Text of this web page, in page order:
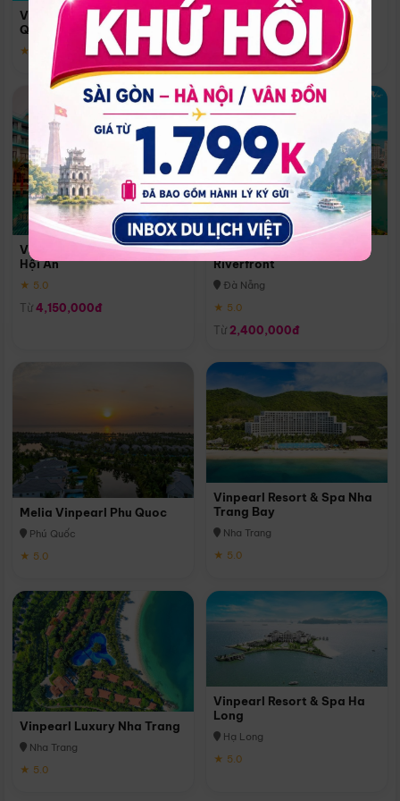
Vinpearl Resort & Spa Phu
Quoc
★ 5.0
Quoc
Phú Quốc
★ 5.0
Vinpearl Resort & Golf Nam
Hội An
★ 5.0
Từ 4,150,000đ
Melia Vinpearl Danang
Riverfront
Đà Nẵng
★ 5.0
Từ 2,400,000đ
Melia Vinpearl Phu Quoc
Phú Quốc
★ 5.0
Vinpearl Resort & Spa Nha
Trang Bay
Nha Trang
★ 5.0
Vinpearl Luxury Nha Trang
Nha Trang
★ 5.0
Vinpearl Resort & Spa Ha
Long
Hạ Long
★ 5.0